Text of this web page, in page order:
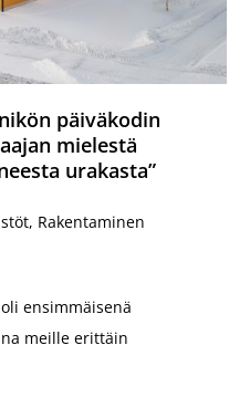
päiväkodin
mielestä
urakasta”
Rakentaminen
ensimmäisenä
meille erittäin